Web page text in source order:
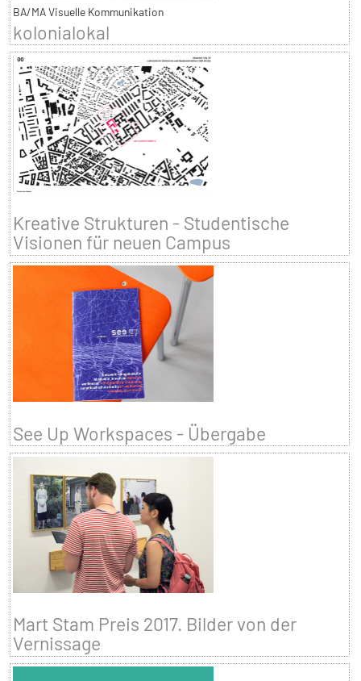
BA/MA Visuelle Kommunikation
kolonialokal
Kreative Strukturen - Studentische
Visionen für neuen Campus
See Up Workspaces - Übergabe
Mart Stam Preis 2017. Bilder von der
Vernissage